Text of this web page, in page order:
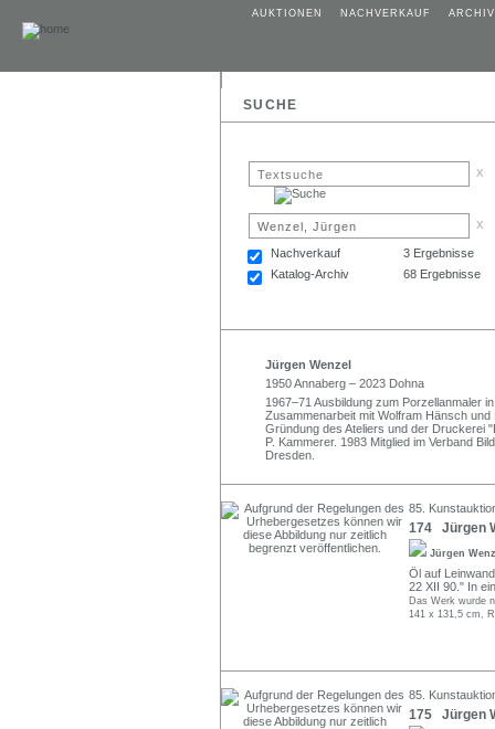
AUKTIONEN NACHVERKAUF ARCHIV
SUCHE
x
x
Nachverkauf
3 Ergebnisse
Katalog-Archiv
68 Ergebnisse
Jürgen Wenzel
1950 Annaberg – 2023 Dohna
1967–71 Ausbildung zum Porzellanmaler
Zusammenarbeit mit Wolfram Hänsch
Gründung des Ateliers und der Druckerei
P. Kammerer. 1983 Mitglied im Verband
Dresden.
85.
174 Jürgen
Jürgen
Öl auf
22 XII 90." In
Das Werk wurde
141 x 131,5 cm,
85.
175 Jürgen